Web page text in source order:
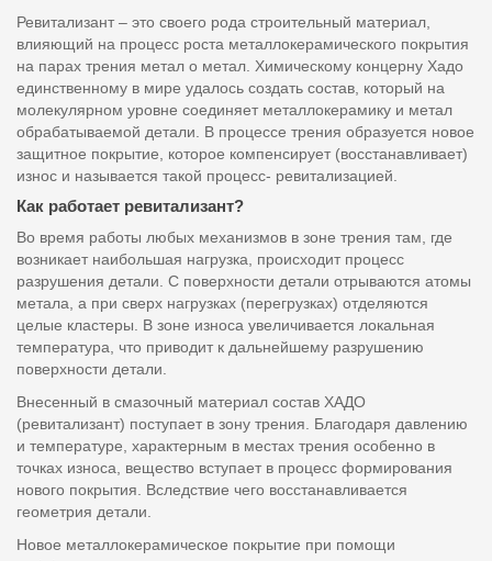
Ревитализант – это своего рода строительный материал,
влияющий на процесс роста металлокерамического покрытия
на парах трения метал о метал. Химическому концерну Хадо
единственному в мире удалось создать состав, который на
молекулярном уровне соединяет металлокерамику и метал
обрабатываемой детали. В процессе трения образуется новое
защитное покрытие, которое компенсирует (восстанавливает)
износ и называется такой процесс- ревитализацией.
Как работает ревитализант?
Во время работы любых механизмов в зоне трения там, где
возникает наибольшая нагрузка, происходит процесс
разрушения детали. С поверхности детали отрываются атомы
метала, а при сверх нагрузках (перегрузках) отделяются
целые кластеры. В зоне износа увеличивается локальная
температура, что приводит к дальнейшему разрушению
поверхности детали.
Внесенный в смазочный материал состав ХАДО
(ревитализант) поступает в зону трения. Благодаря давлению
и температуре, характерным в местах трения особенно в
точках износа, вещество вступает в процесс формирования
нового покрытия. Вследствие чего восстанавливается
геометрия детали.
Новое металлокерамическое покрытие при помощи